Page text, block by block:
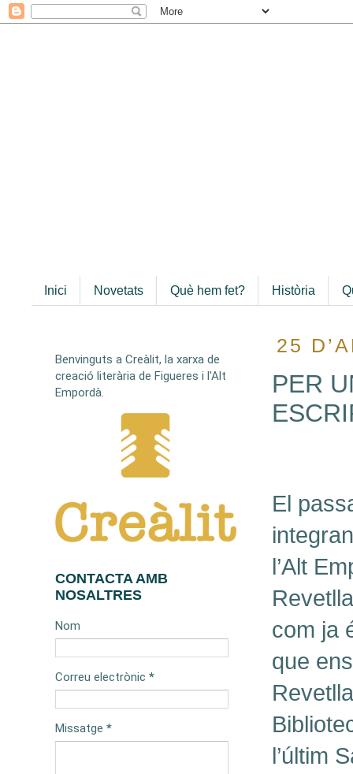
Inici Novetats Què hem fet? Història
25
PER
El
l’Alt
com ja
que
l’últim
Benvinguts a Creàlit, la xarxa de
creació literària de Figueres i l'Alt
Empordà.
CONTACTA AMB
NOSALTRES
Nom
Correu electrònic *
Missatge *